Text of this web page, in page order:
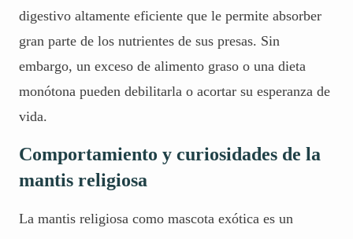
digestivo altamente eficiente que le permite absorber
gran parte de los nutrientes de sus presas. Sin
embargo, un exceso de alimento graso o una dieta
monótona pueden debilitarla o acortar su esperanza de
vida.
Comportamiento y curiosidades de la
mantis religiosa
La mantis religiosa como mascota exótica es un